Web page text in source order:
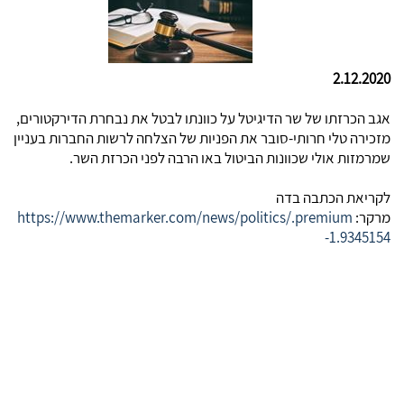
2.12.2020
אגב הכרזתו של שר הדיגיטל על כוונתו לבטל את נבחרת הדירקטורים,
מזכירה טלי חרותי-סובר את הפניות של הצלחה לרשות החברות בעניין
שמרמזות אולי שכוונות הביטול באו הרבה לפני הכרזת השר.
לקריאת הכתבה בדה
מרקר: https://www.themarker.com/news/politics/.premium
-1.9345154